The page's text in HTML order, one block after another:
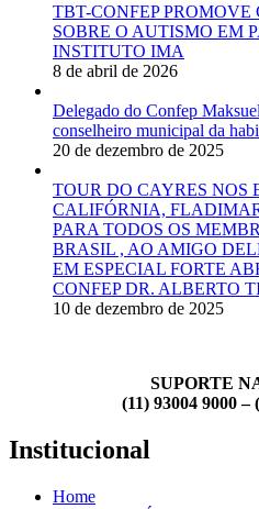
TBT-CONFEP
SOBRE O AUTISMO EM
INSTITUTO IMA
8 de abril de 2026
Delegado do Confep
conselheiro municipal da
20 de dezembro de 2025
TOUR DO CAYRES NOS
CALIFÓRNIA,
PARA TODOS OS
BRASIL , AO AMIGO
EM ESPECIAL FORTE
CONFEP DR. ALBERTO
10 de dezembro de 2025
SUPORTE
(11) 93004 9000 –
Institucional
Home